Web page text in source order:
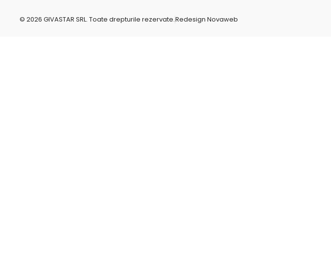
r
© 2026 GIVASTAR SRL. Toate drepturile rezervate.Redesign Novaweb